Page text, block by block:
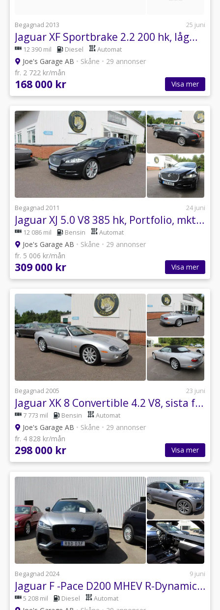
Begagnad 2013 25 juni
Jaguar XF Sportbrake 2.2 200 hk, lågmil, ny kamrem, extremt fin
12 390 mil Diesel Automat
Joe's Garage AB • Skåne • 29 annonser
fr. 2 722 kr/mån
168 000 kr Visa mer
Begagnad 2011 24 juni
Jaguar XJ 5.0 V8 385 hk, Portfolio, mkt fin och völskött, nyserv
12 086 mil Bensin Automat
Joe's Garage AB • Skåne • 29 annonser
fr. 5 006 kr/mån
309 000 kr Visa mer
Begagnad 2005 23 juni
Jaguar XK 8 Convertible 4.2 V8, sista faceliften, fin bil!
7 773 mil Bensin Automat
Joe's Garage AB • Skåne • 29 annonser
fr. 4 828 kr/mån
298 000 kr Visa mer
Begagnad 2024 9 juni
Jaguar F -Pace D200 MHEV R-Dynamic, mkt fin, fabriksgaranti
5 208 mil Diesel Automat